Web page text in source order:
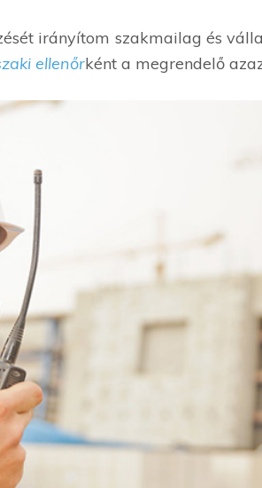
irányítom szakmailag és
ellenőrként a megrendelő